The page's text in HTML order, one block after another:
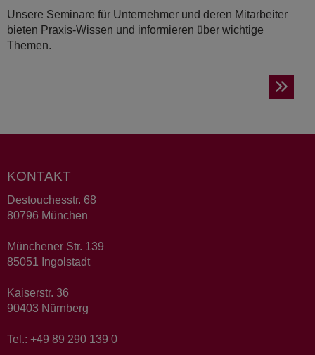
Unsere Seminare für Unternehmer und deren Mitarbeiter
bieten Praxis-Wissen und informieren über wichtige
Themen.
KONTAKT
Destouchesstr. 68
80796 München
Münchener Str. 139
85051 Ingolstadt
Kaiserstr. 36
90403 Nürnberg
Tel.: +49 89 290 139 0